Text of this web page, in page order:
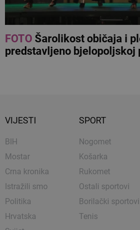
FOTOŠarolikost običaja i
predstavljeno bjelopoljskoj
VIJESTI
BIH
Mostar
Crna kronika
Istražili smo
Politika
Hrvatska
SPORT
Nogomet
Košarka
Rukomet
Ostali sportovi
Borilački sportovi
Tenis